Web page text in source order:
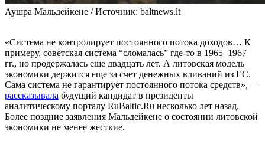
Аушра Мальдейкене / Источник: baltnews.lt
«Система не контролирует постоянного потока доходов… К
примеру, советская система “сломалась” где-то в 1965–1967
гг., но продержалась еще двадцать лет. А литовская модель
экономики держится еще за счет денежных вливаний из ЕС.
Сама система не гарантирует постоянного потока средств», —
рассказывала будущий кандидат в президенты
аналитическому порталу RuBaltic.Ru несколько лет назад.
Более поздние заявления Мальдейкене о состоянии литовской
экономики не менее жесткие.